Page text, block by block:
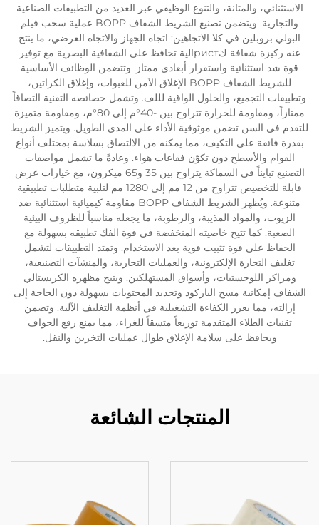
الاستثنائي، والمتانة، والتنوع الوظيفي عبر العديد من التطبيقات الصناعية
والتجارية. ويتضمن تصنيع الشريط الشفاف BOPP عملية سحب فيلم
البولي بروبلين في كلا الاتجاهين: اتجاه الجهاز والاتجاه العرضي، ما ينتج
عنه ركيزة شفافة كристالية تحافظ على الشفافية البصرية مع توفير
قوة شد استثنائية واستقرار أبعادي ممتاز. وتتضمن الوظائف الأساسية
للشريط الشفاف BOPP الإغلاق الآمن للعبوات، وإغلاق الكراتين،
وتطبيقات التجميع، والحلول الواقية لللف. وتشمل خصائصه التقنية التصاقاً
ممتازاً، ومقاومة للحرارة تتراوح بين -40°م إلى 80°م، ومقاومة متميزة
للتقدم في السن تضمن موثوقية الأداء على المدى الطويل. ويتميز الشريط
بقدرة فائقة على التكيف، مما يمكنه من الالتصاق بسلاسة بمختلف أنواع
القوام والأسطح دون تكوّن فقاعات هواء. وعادةً ما تشمل مواصفات
التصنيع تبايناً في السماكة يتراوح بين 35 و65 ميكرون، مع خيارات عرض
قابلة للتخصيص تتراوح من 12 مم إلى 1280 مم لتلبية متطلبات تطبيقية
متنوعة. ويُظهر الشريط الشفاف BOPP مقاومة كيميائية استثنائية ضد
الزيوت، والمواد المذيبة، والرطوبة، ما يجعله مناسباً للظروف البيئية
الصعبة. كما تتيح خاصيته المنخفضة في قوة الفك تطبيقه بسهولة مع
الحفاظ على قوة تثبيت قوية بعد الاستخدام. وتمتد التطبيقات لتشمل
تغليف التجارة الإلكترونية، والعمليات التجارية، والمنشآت التصنيعية،
ومراكز اللوجستيات، وأسواق المستهلكين. ويتيح مظهره الكريستالي
الشفاف إمكانية مسح الباركود وتحديد المحتويات بسهولة دون الحاجة إلى
إزالته، مما يعزز الكفاءة التشغيلية في أنظمة التغليف الآلية. وتضمن
تقنيات الطلاء المتقدمة توزيعاً متسقاً للغراء، مما يمنع رفع الحواف
ويحافظ على سلامة الإغلاق طوال عمليات التخزين والنقل.
المنتجات الشائعة